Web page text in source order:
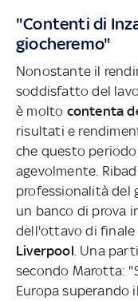
"Contenti di
giocheremo"
Nonostante il
soddisfatto del
è molto contenta
risultati e
che questo
agevolmente.
professionalità del
un banco di prova
dell'ottavo di finale
Liverpool . Una
secondo Marotta:
Europa superando